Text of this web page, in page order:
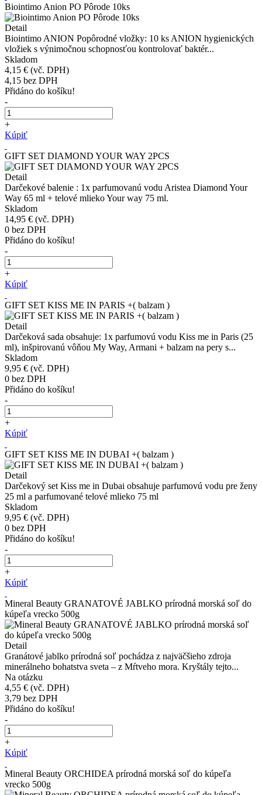
Biointimo Anion PO Pôrode 10ks
Detail
Biointimo ANION Popôrodné vložky: 10 ks ANION hygienických
vložiek s výnimočnou schopnosťou kontrolovať baktér...
Skladom
4,15 € (vč. DPH)
4,15 bez DPH
Přidáno do košíku!
-
+
Kúpiť
GIFT SET DIAMOND YOUR WAY 2PCS
Detail
Darčekové balenie : 1x parfumovanú vodu Aristea Diamond Your
Way 65 ml + telové mlieko Your way 75 ml.
Skladom
14,95 € (vč. DPH)
0 bez DPH
Přidáno do košíku!
-
+
Kúpiť
GIFT SET KISS ME IN PARIS +( balzam )
Detail
Darčeková sada obsahuje: 1x parfumovú vodu Kiss me in Paris (25
ml), inšpirovanú vôňou My Way, Armani + balzam na pery s...
Skladom
9,95 € (vč. DPH)
0 bez DPH
Přidáno do košíku!
-
+
Kúpiť
GIFT SET KISS ME IN DUBAI +( balzam )
Detail
Darčekový set Kiss me in Dubai obsahuje parfumovú vodu pre ženy
25 ml a parfumované telové mlieko 75 ml
Skladom
9,95 € (vč. DPH)
0 bez DPH
Přidáno do košíku!
-
+
Kúpiť
Mineral Beauty GRANATOVÉ JABLKO prírodná morská soľ do
kúpeľa vrecko 500g
Detail
Granátové jablko prírodná soľ pochádza z najväčšieho zdroja
minerálneho bohatstva sveta – z Mŕtveho mora. Kryštály tejto...
Na otázku
4,55 € (vč. DPH)
3,79 bez DPH
Přidáno do košíku!
-
+
Kúpiť
Mineral Beauty ORCHIDEA prírodná morská soľ do kúpeľa
vrecko 500g